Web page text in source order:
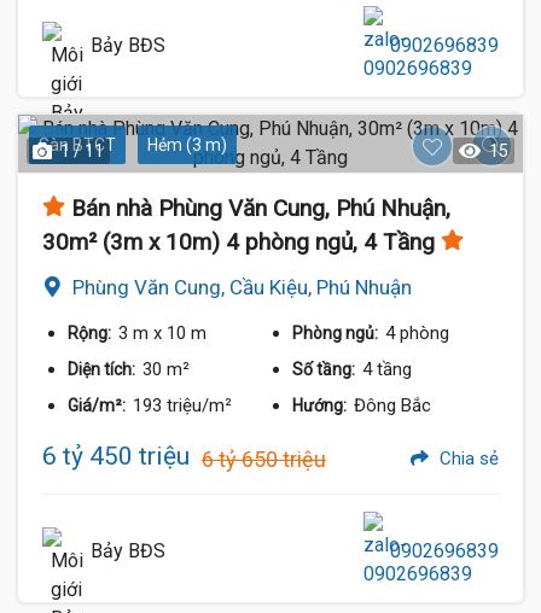
Bảy BĐS 0902696839
Sàn BTCT Hẻm (3 m)
1 / 11 15
Bán nhà Phùng Văn Cung, Phú Nhuận,
30m² (3m x 10m) 4 phòng ngủ, 4 Tầng
Phùng Văn Cung, Cầu Kiệu, Phú Nhuận
Rộng: 3 m x 10 m Phòng ngủ: 4 phòng
Diện tích: 30 m² Số tầng: 4 tầng
Giá/m²: 193 triệu/m² Hướng: Đông Bắc
6 tỷ 450 triệu 6 tỷ 650 triệu Chia sẻ
Bảy BĐS 0902696839